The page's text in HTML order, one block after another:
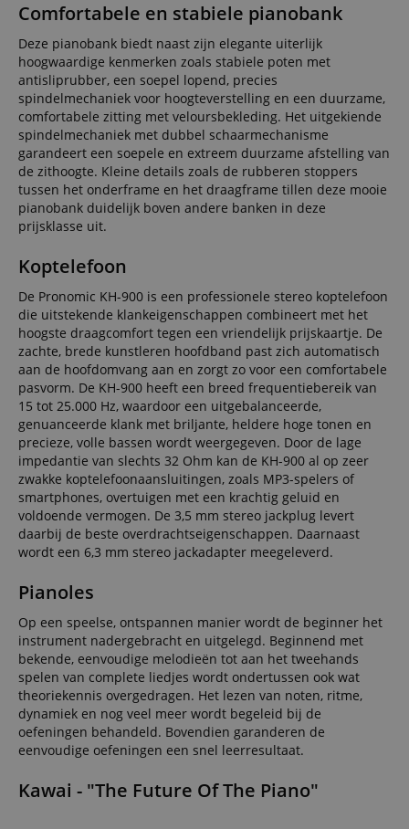
Comfortabele en stabiele pianobank
Deze pianobank biedt naast zijn elegante uiterlijk
hoogwaardige kenmerken zoals stabiele poten met
antisliprubber, een soepel lopend, precies
spindelmechaniek voor hoogteverstelling en een duurzame,
comfortabele zitting met veloursbekleding. Het uitgekiende
spindelmechaniek met dubbel schaarmechanisme
garandeert een soepele en extreem duurzame afstelling van
de zithoogte. Kleine details zoals de rubberen stoppers
tussen het onderframe en het draagframe tillen deze mooie
pianobank duidelijk boven andere banken in deze
prijsklasse uit.
Koptelefoon
De Pronomic KH-900 is een professionele stereo koptelefoon
die uitstekende klankeigenschappen combineert met het
hoogste draagcomfort tegen een vriendelijk prijskaartje. De
zachte, brede kunstleren hoofdband past zich automatisch
aan de hoofdomvang aan en zorgt zo voor een comfortabele
pasvorm. De KH-900 heeft een breed frequentiebereik van
15 tot 25.000 Hz, waardoor een uitgebalanceerde,
genuanceerde klank met briljante, heldere hoge tonen en
precieze, volle bassen wordt weergegeven. Door de lage
impedantie van slechts 32 Ohm kan de KH-900 al op zeer
zwakke koptelefoonaansluitingen, zoals MP3-spelers of
smartphones, overtuigen met een krachtig geluid en
voldoende vermogen. De 3,5 mm stereo jackplug levert
daarbij de beste overdrachtseigenschappen. Daarnaast
wordt een 6,3 mm stereo jackadapter meegeleverd.
Pianoles
Op een speelse, ontspannen manier wordt de beginner het
instrument nadergebracht en uitgelegd. Beginnend met
bekende, eenvoudige melodieën tot aan het tweehands
spelen van complete liedjes wordt ondertussen ook wat
theoriekennis overgedragen. Het lezen van noten, ritme,
dynamiek en nog veel meer wordt begeleid bij de
oefeningen behandeld. Bovendien garanderen de
eenvoudige oefeningen een snel leerresultaat.
Kawai - "The Future Of The Piano"